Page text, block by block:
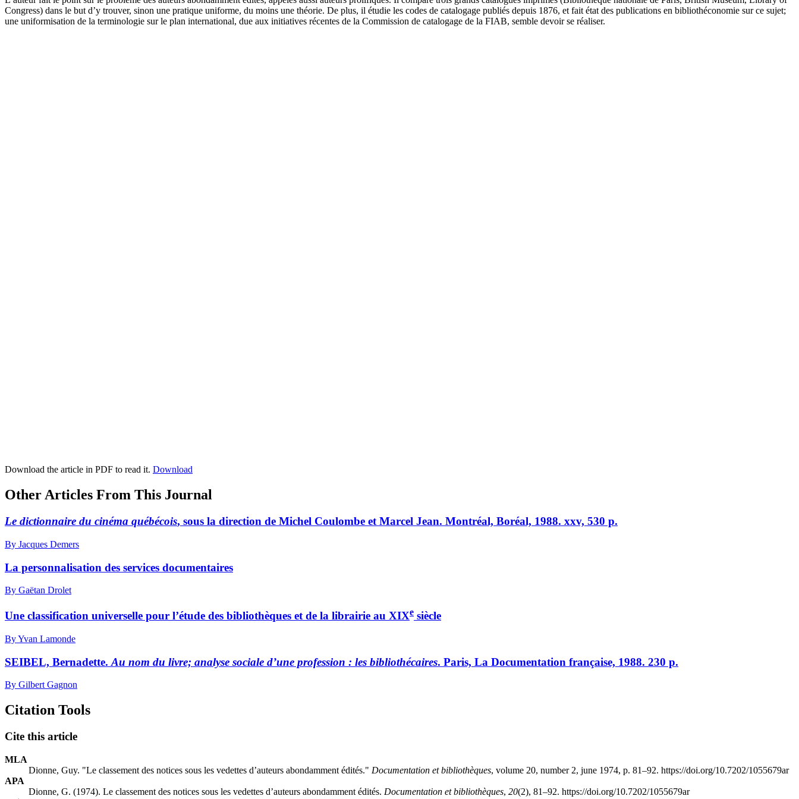
Congress) dans le but d’y trouver, sinon une pratique uniforme, du moins une théorie. De plus, il étudie les codes de catalogage publiés depuis 1876, et fait état des publications en bibliothéconomie sur ce sujet;
une uniformisation de la terminologie sur le plan international, due aux initiatives récentes de la Commission de catalogage de la FIAB, semble devoir se réaliser.
Download the article in PDF to read it. Download
Other Articles From This Journal
Le dictionnaire du cinéma québécois, sous la direction de Michel Coulombe et Marcel Jean. Montréal, Boréal, 1988. xxv, 530 p.
By Jacques Demers
La personnalisation des services documentaires
By Gaëtan Drolet
Une classification universelle pour l’étude des bibliothèques et de la librairie au XIXe siècle
By Yvan Lamonde
SEIBEL, Bernadette. Au nom du livre; analyse sociale d’une profession : les bibliothécaires. Paris, La Documentation française, 1988. 230 p.
By Gilbert Gagnon
Citation Tools
Cite this article
MLA
Dionne, Guy. "Le classement des notices sous les vedettes d’auteurs abondamment édités." Documentation et bibliothèques, volume 20, number 2, june 1974, p. 81–92. https://doi.org/10.7202/1055679ar
APA
Dionne, G. (1974). Le classement des notices sous les vedettes d’auteurs abondamment édités. Documentation et bibliothèques, 20(2), 81–92. https://doi.org/10.7202/1055679ar